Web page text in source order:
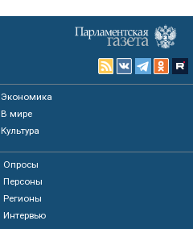
Экономика
В мире
Культура
Опросы
Персоны
Регионы
Интервью